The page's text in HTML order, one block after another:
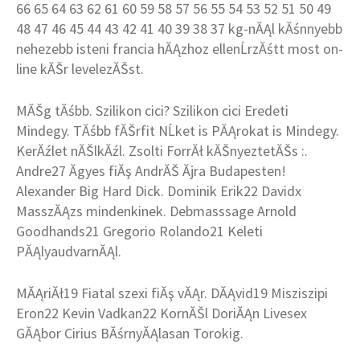
66 65 64 63 62 61 60 59 58 57 56 55 54 53 52 51 50 49
48 47 46 45 44 43 42 41 40 39 38 37 kg-nĂĄl kĂśnnyebb
nehezebb isteni francia hĂĄzhoz ellenĹrzĂśtt most on-
line kĂŠr levelezĂŠst.
MĂŠg tĂśbb. Szilikon cici? Szilikon cici Eredeti
Mindegy. TĂśbb fĂŠrfit NĹket is PĂĄrokat is Mindegy.
KerĂźlet nĂŠlkĂźl. Zsolti ForrĂł kĂŠnyeztetĂŠs :.
Andre27 Ăgyes fiĂş AndrĂŠ Ăjra Budapesten!
Alexander Big Hard Dick. Dominik Erik22 Davidx
MasszĂĄzs mindenkinek. Debmasssage Arnold
Goodhands21 Gregorio Rolando21 Keleti
PĂĄlyaudvarnĂĄl.
MĂĄriĂł19 Fiatal szexi fiĂş vĂĄr. DĂĄvid19 Misziszipi
Eron22 Kevin Vadkan22 KornĂŠl DoriĂĄn Livesex
GĂĄbor Cirius BĂśrnyĂĄlasan Torokig.